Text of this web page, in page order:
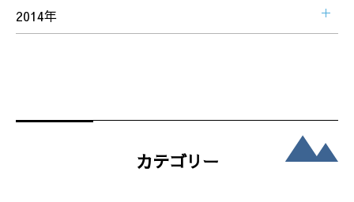
2014年
カテゴリー